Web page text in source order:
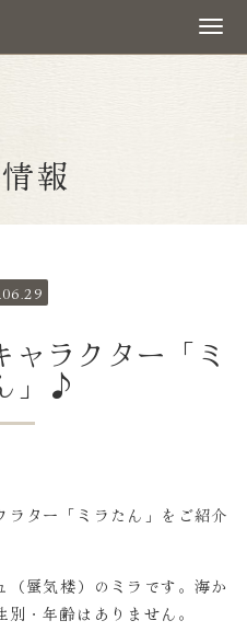
報
ャラクター「ミ
」♪
ラター「ミラたん」をご紹介
（蜃気楼）のミラです。海か
・年齢はありません。